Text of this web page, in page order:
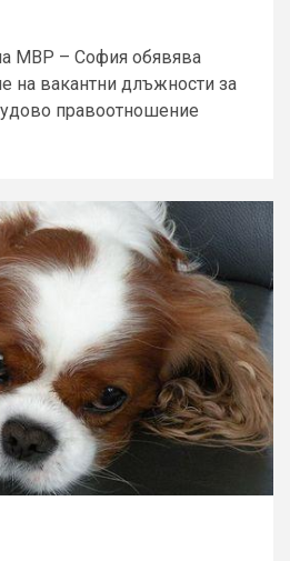
МВР – София обявява
на вакантни длъжности за
правоотношение